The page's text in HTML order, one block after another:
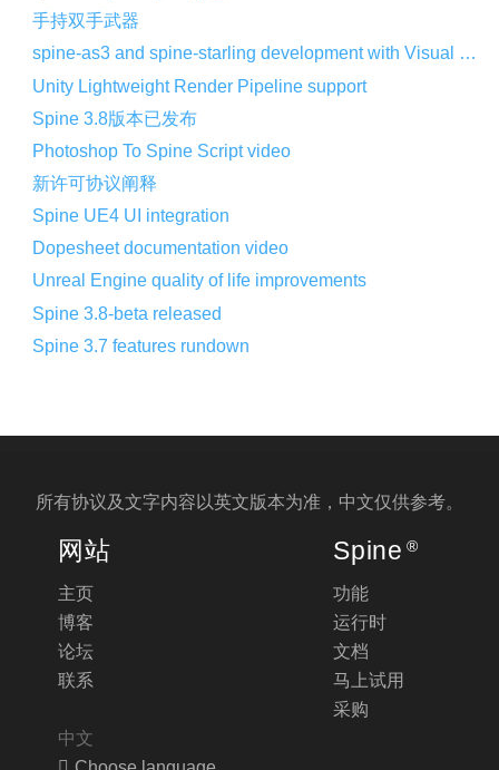
手持双手武器
spine-as3 and spine-starling development with Visual Studio Code
Unity Lightweight Render Pipeline support
Spine 3.8版本已发布
Photoshop To Spine Script video
新许可协议阐释
Spine UE4 UI integration
Dopesheet documentation video
Unreal Engine quality of life improvements
Spine 3.8-beta released
Spine 3.7 features rundown
所有协议及文字内容以英文版本为准，中文仅供参考。
网站
主页
博客
论坛
联系
中文
Spine ®
功能
运行时
文档
马上试用
采购